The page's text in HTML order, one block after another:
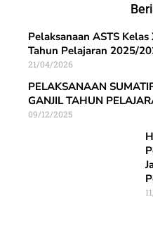
Pelaksanaan ASTS
Tahun Pelajaran 2025/
21/04/2026
PELAKSANAAN
GANJIL TAHUN
09/12/2025